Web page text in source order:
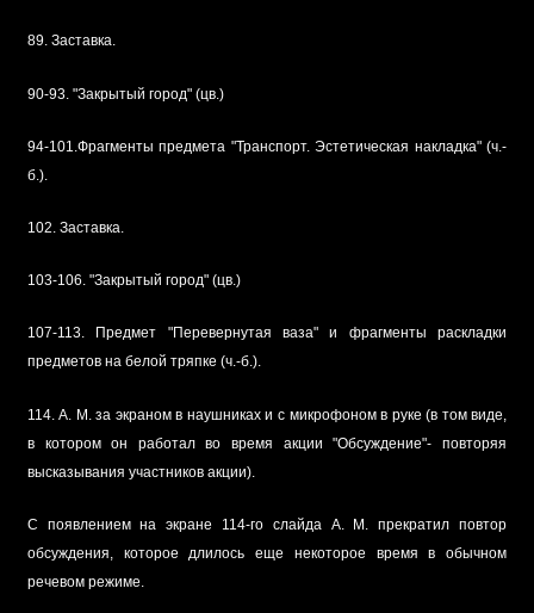
89. Заставка.
90-93. "Закрытый город" (цв.)
94-101.Фрагменты предмета "Транспорт. Эстетическая накладка" (ч.-
б.).
102. Заставка.
103-106. "Закрытый город" (цв.)
107-113. Предмет "Перевернутая ваза" и фрагменты раскладки
предметов на белой тряпке (ч.-б.).
114. А. М. за экраном в наушниках и с микрофоном в руке (в том виде,
в котором он работал во время акции "Обсуждение"- повторяя
высказывания участников акции).
С появлением на экране 114-го слайда А. М. прекратил повтор
обсуждения, которое длилось еще некоторое время в обычном
речевом режиме.